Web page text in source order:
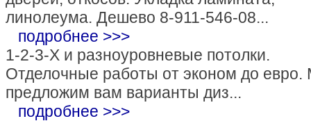
линолеума. Дешево 8-911-546-08...
подробнее >>>
1-2-3-Х и разноуровневые потолки.
Отделочные работы от эконом до
предложим вам варианты диз...
подробнее >>>